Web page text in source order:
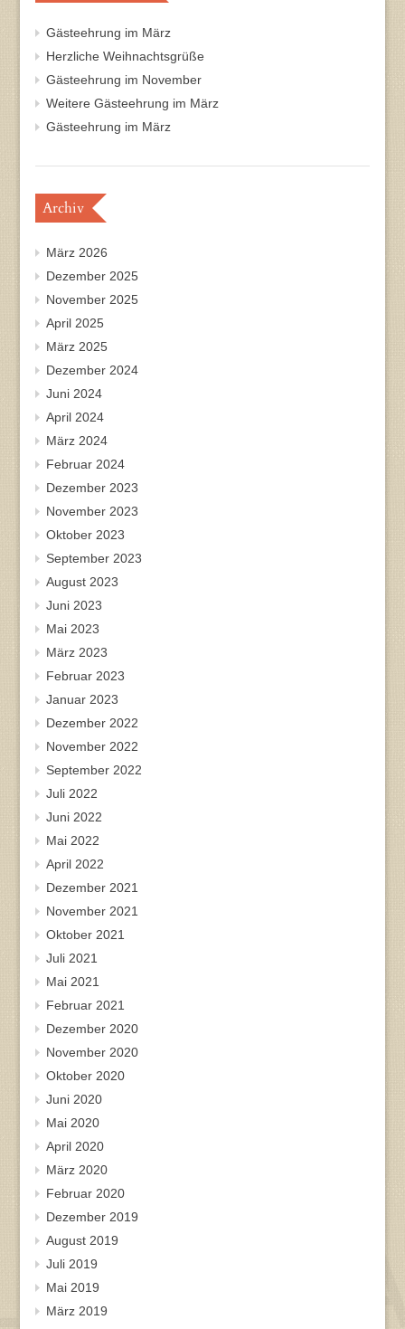
Gästeehrung im März
Herzliche Weihnachtsgrüße
Gästeehrung im November
Weitere Gästeehrung im März
Gästeehrung im März
Archiv
März 2026
Dezember 2025
November 2025
April 2025
März 2025
Dezember 2024
Juni 2024
April 2024
März 2024
Februar 2024
Dezember 2023
November 2023
Oktober 2023
September 2023
August 2023
Juni 2023
Mai 2023
März 2023
Februar 2023
Januar 2023
Dezember 2022
November 2022
September 2022
Juli 2022
Juni 2022
Mai 2022
April 2022
Dezember 2021
November 2021
Oktober 2021
Juli 2021
Mai 2021
Februar 2021
Dezember 2020
November 2020
Oktober 2020
Juni 2020
Mai 2020
April 2020
März 2020
Februar 2020
Dezember 2019
August 2019
Juli 2019
Mai 2019
März 2019